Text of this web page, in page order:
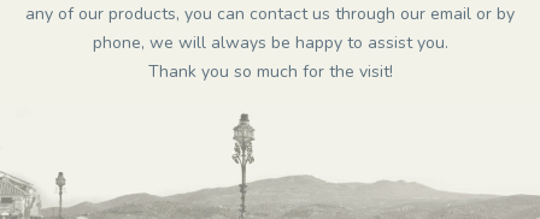
any of our products, you can contact us through our email or by
phone, we will always be happy to assist you.
Thank you so much for the visit!